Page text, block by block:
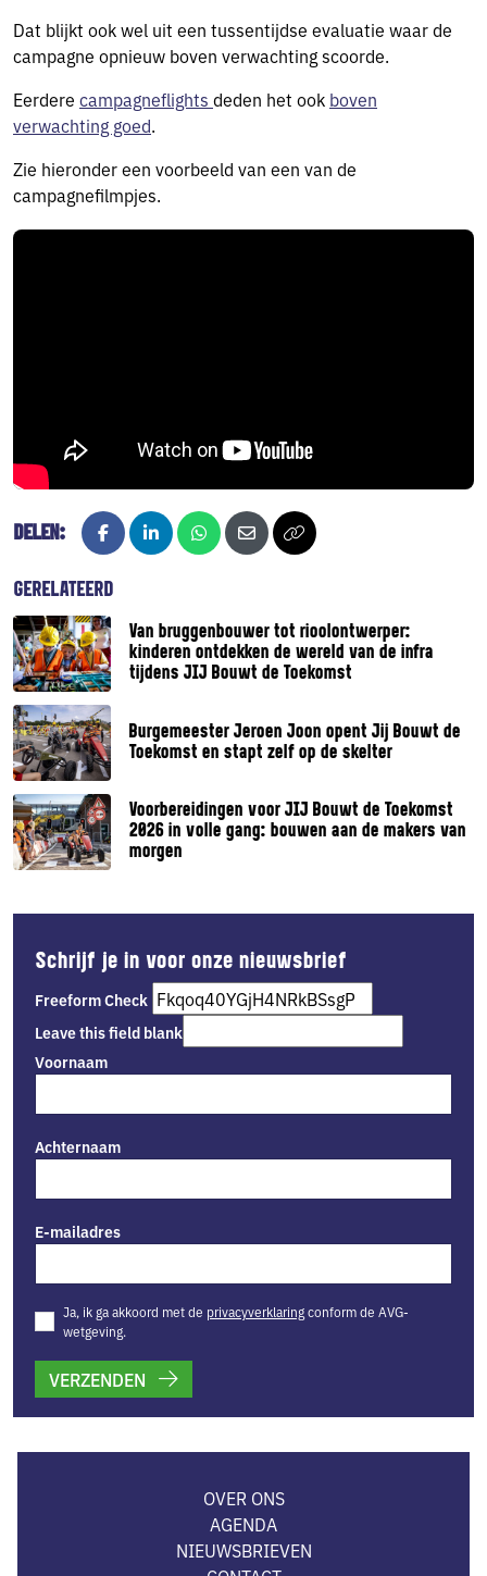
Dat blijkt ook wel uit een tussentijdse evaluatie waar de
campagne opnieuw boven verwachting scoorde.
Eerdere campagneflights deden het ook boven
verwachting goed.
Zie hieronder een voorbeeld van een van de
campagnefilmpjes.
DELEN: FacebookLinkedInWhatsapp
E-mailKopieer naar klembord
GERELATEERD
Van bruggenbouwer tot rioolontwerper:
kinderen ontdekken de wereld van de infra
tijdens JIJ Bouwt de Toekomst
Burgemeester Jeroen Joon opent Jij Bouwt de
Toekomst en stapt zelf op de skelter
Voorbereidingen voor JIJ Bouwt de Toekomst
2026 in volle gang: bouwen aan de makers van
morgen
Schrijf je in voor onze nieuwsbrief
Freeform Check
Leave this field blank
Voornaam
Achternaam
E-mailadres
Ja, ik ga akkoord met de privacyverklaringconform de AVG-
wetgeving.
VERZENDEN
OVER ONS
AGENDA
NIEUWSBRIEVEN